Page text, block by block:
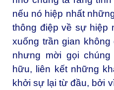
nếu nó hiệp nhất
thông điệp về sự hiệp
xuống trần gian
nhưng mời gọi
hữu, liên kết những
khởi sự lại từ đầu, bởi